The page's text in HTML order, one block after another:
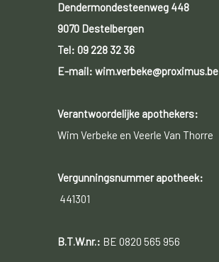
Dendermondesteenweg 448
9070 Destelbergen
Tel: 09 228 32 36
E-mail: wim.verbeke@proximus.be
Verantwoordelijke apothekers:
Wim Verbeke en Veerle Van Thorre
Vergunningsnummer apotheek:
441301
B.T.W.nr.: BE 0820 565 956